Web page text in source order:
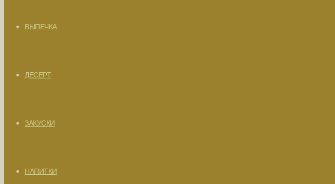
ВЫПЕЧКА
ДЕСЕРТ
ЗАКУСКИ
НАПИТКИ